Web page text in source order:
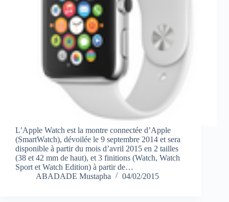
L’Apple Watch est la montre connectée d’Apple
(SmartWatch), dévoilée le 9 septembre 2014 et sera
disponible à partir du mois d’avril 2015 en 2 tailles
(38 et 42 mm de haut), et 3 finitions (Watch, Watch
Sport et Watch Edition) à partir de…
ABADADE Mustapha
04/02/2015